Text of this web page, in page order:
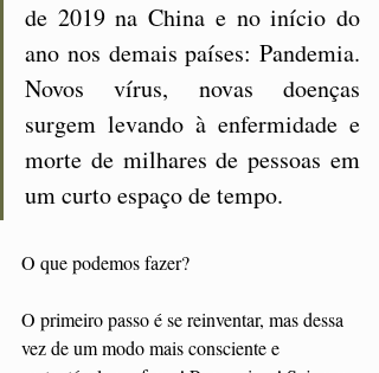
de 2019 na China e no início do
ano nos demais países: Pandemia.
Novos vírus, novas doenças
surgem levando à enfermidade e
morte de milhares de pessoas em
um curto espaço de tempo.
O que podemos fazer?
O primeiro passo é se reinventar, mas dessa
vez de um modo mais consciente e